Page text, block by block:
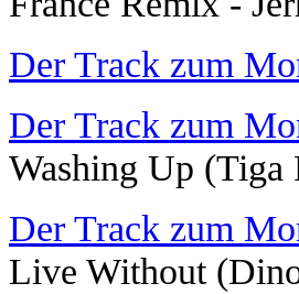
Der Track zum
Der Track zum
Washing Up (Tiga
Der Track zum
Live Without